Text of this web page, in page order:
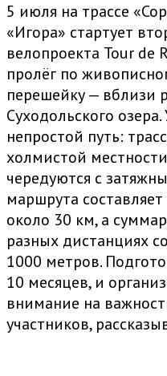
5 июля на трассе
«Игора» стартует
велопроекта Tour de
пролёг по
перешейку — вблизи
Суходольского
непростой путь:
холмистой
чередуются с
маршрута
около 30 км, а
разных дистанциях
1000 метров.
10 месяцев, и
внимание на
участников,